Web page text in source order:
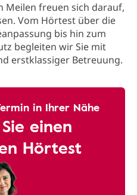
Meilen freuen sich darauf,
Vom Hörtest über die
bis hin zum
begleiten wir Sie mit
erstklassiger Betreuung.
in Ihrer Nähe
einen
Hörtest